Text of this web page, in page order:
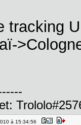
tracking
à 15:34:56